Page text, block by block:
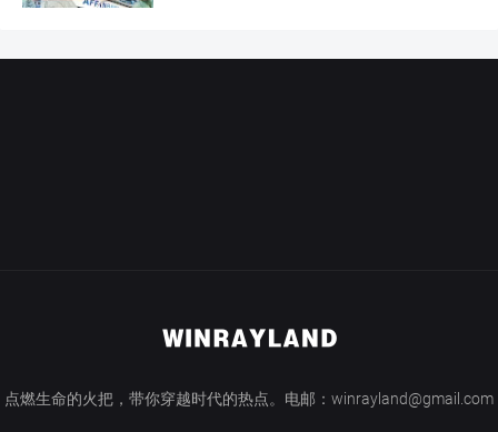
点燃生命的火把，带你穿越时代的热点。电邮：winrayland@gmail.com